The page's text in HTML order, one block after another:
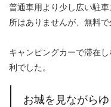
普通車用より少し広い駐
所はありませんが、無料
キャンピングカーで滞在
利でした。
お城を見ながら